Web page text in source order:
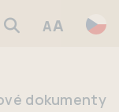
AA
dokumenty